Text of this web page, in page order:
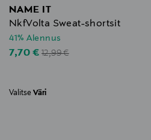
NAME IT
NkfVolta Sweat-shortsit
41% Alennus
Discounted Price
7,70 € Original Price
12,99 €
Valitse Väri